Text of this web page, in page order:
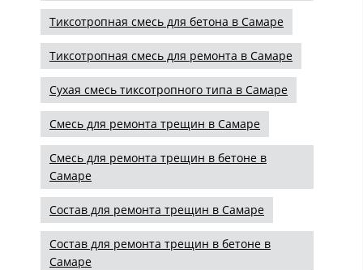
Тиксотропная смесь для бетона в Самаре
Тиксотропная смесь для ремонта в Самаре
Сухая смесь тиксотропного типа в Самаре
Смесь для ремонта трещин в Самаре
Смесь для ремонта трещин в бетоне в
Самаре
Состав для ремонта трещин в Самаре
Состав для ремонта трещин в бетоне в
Самаре